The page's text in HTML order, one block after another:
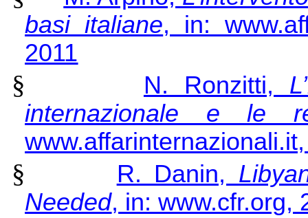
basi italiane, in:
2011
§ N. Ronzitti,
internazionale e le
§ R. Danin,
Needed, in: www.cfr.org,